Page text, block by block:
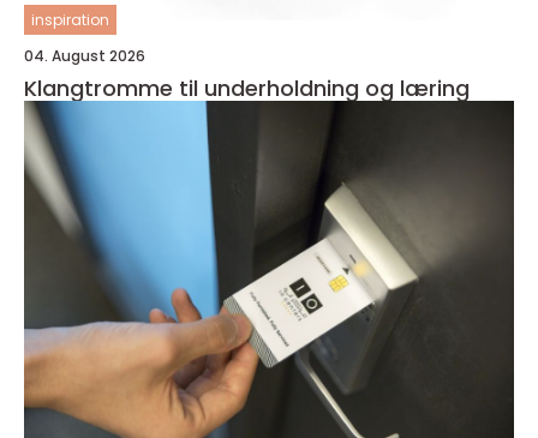
inspiration
04. August 2026
Klangtromme til underholdning og læring